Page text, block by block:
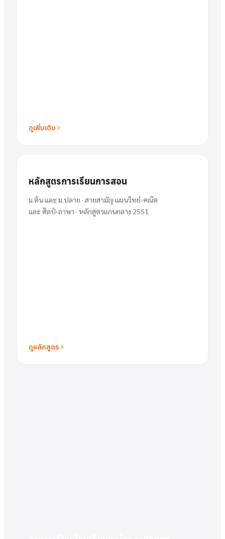
ดูเพิ่มเติม
หลักสูตรการเรียนการสอน
ม.ต้น และ ม.ปลาย · สายสามัญ แผนวิทย์-คณิต
และ ศิลป์-ภาษา · หลักสูตรแกนกลาง 2551
ดูหลักสูตร